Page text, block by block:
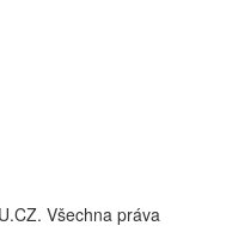
Všechna práva